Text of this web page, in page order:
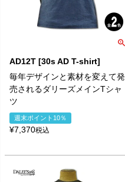
AD12T [30s AD T-shirt]
毎年デザインと素材を変えて発
売されるダリーズメインTシャ
ツ
週末ポイント10％
¥7,370税込